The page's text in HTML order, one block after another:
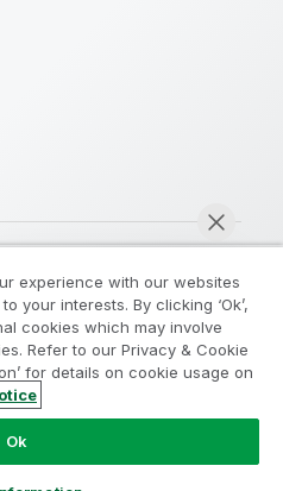
Legal Policies
International AB. 무단 전재
experience with our websites
your interests. By clicking ‘Ok’,
cookies which may involve
Refer to our Privacy & Cookie
for details on cookie usage on
Ok